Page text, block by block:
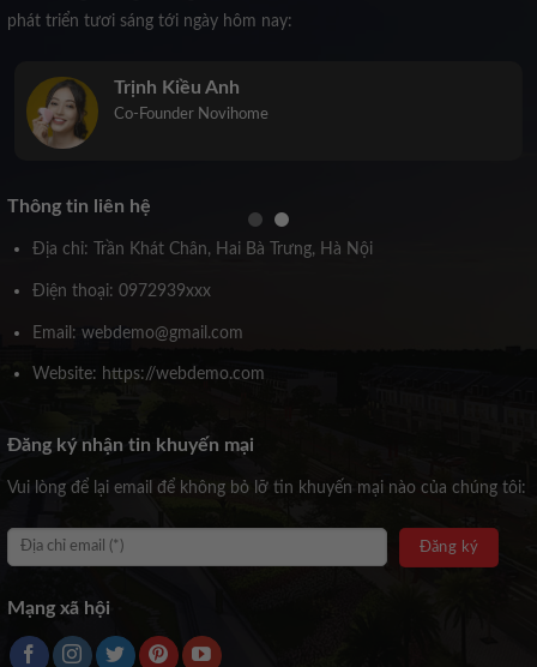
phát triển tươi sáng tới ngày hôm nay:
Trịnh Kiều Anh
Co-Founder Novihome
Thông tin liên hệ
Địa chỉ: Trần Khát Chân, Hai Bà Trưng, Hà Nội
Điện thoại: 0972939xxx
Email: webdemo@gmail.com
Website: https://webdemo.com
Đăng ký nhận tin khuyến mại
Vui lòng để lại email để không bỏ lỡ tin khuyến mại nào của chúng tôi:
Mạng xã hội